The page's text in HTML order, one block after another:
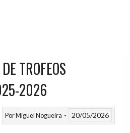
TROFEOS
2026
PorMiguel Nogueira 20/05/2026